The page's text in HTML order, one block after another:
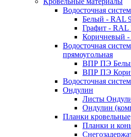
Водосточная
Белый - RAL
Графит - RAL
Коричневый
Водосточная
прямоугольная
ВПР ПЭ
ВПР ПЭ
Водосточная
Ондулин
Листы
Ондулин
Планки
Планки и